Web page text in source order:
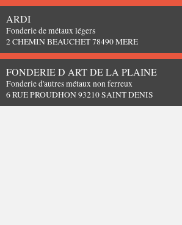
ARDI
Fonderie de métaux légers
2 CHEMIN BEAUCHET 78490 MERE
FONDERIE D ART DE LA PLAINE
Fonderie d'autres métaux non ferreux
6 RUE PROUDHON 93210 SAINT DENIS